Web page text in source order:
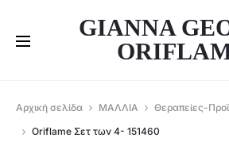
GIANNA
Αρχική σελίδα ΜΑΛΛΙΑ
Θεραπείες-
Oriflame Σετ των 4- 151460